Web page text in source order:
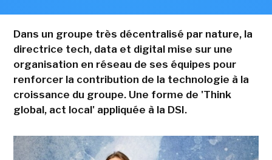
Dans un groupe très décentralisé par nature, la
directrice tech, data et digital mise sur une
organisation en réseau de ses équipes pour
renforcer la contribution de la technologie à la
croissance du groupe. Une forme de 'Think
global, act local' appliquée à la DSI.